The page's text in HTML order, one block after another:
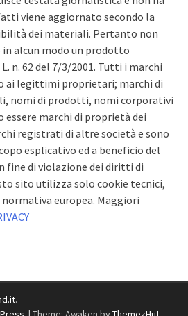
viene aggiornato secondo la
dei materiali. Pertanto non
in alcun modo un prodotto
n. 62 del 7/3/2001. Tutti i marchi
ai legittimi proprietari; marchi di
nomi di prodotti, nomi corporativi
essere marchi di proprietà dei
registrati di altre società e sono
esplicativo ed a beneficio del
fine di violazione dei diritti di
sito utilizza solo cookie tecnici,
europea. Maggiori
.